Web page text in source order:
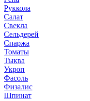
Руккола
Салат
Свекла
Сельдерей
Спаржа
Томаты
Тыква
Укроп
Фасоль
Физалис
Шпинат